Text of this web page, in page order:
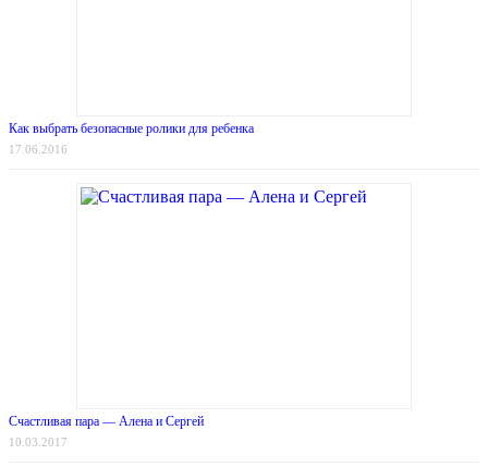
Как выбрать безопасные ролики для ребенка
17.06.2016
Счастливая пара — Алена и Сергей
10.03.2017